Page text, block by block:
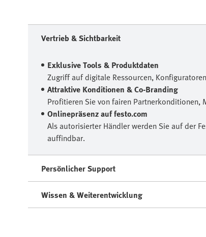
Vertrieb & Sichtbarkeit
Exklusive Tools & Produktdaten
Zugriff auf digitale Ressourcen,
Attraktive Konditionen & Co-Branding
Profitieren Sie von fairen
Onlinepräsenz auf festo.com
Als autorisierter Händler werden Sie auf der
auffindbar.
Persönlicher Support
Wissen & Weiterentwicklung